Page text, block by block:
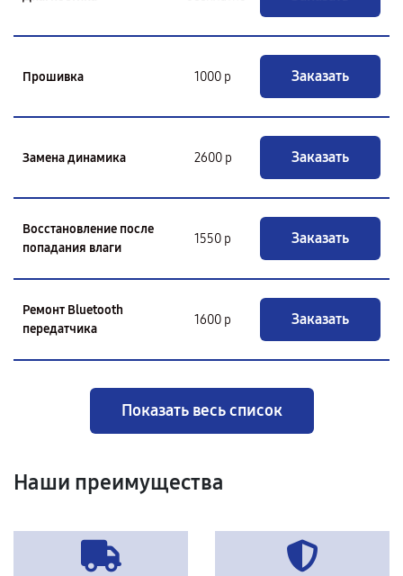
Прошивка 1000 р Заказать
Замена динамика 2600 р Заказать
Восстановление после
попадания влаги
1550 р Заказать
Ремонт Bluetooth
передатчика
1600 р Заказать
Показать весь список
Наши преимущества